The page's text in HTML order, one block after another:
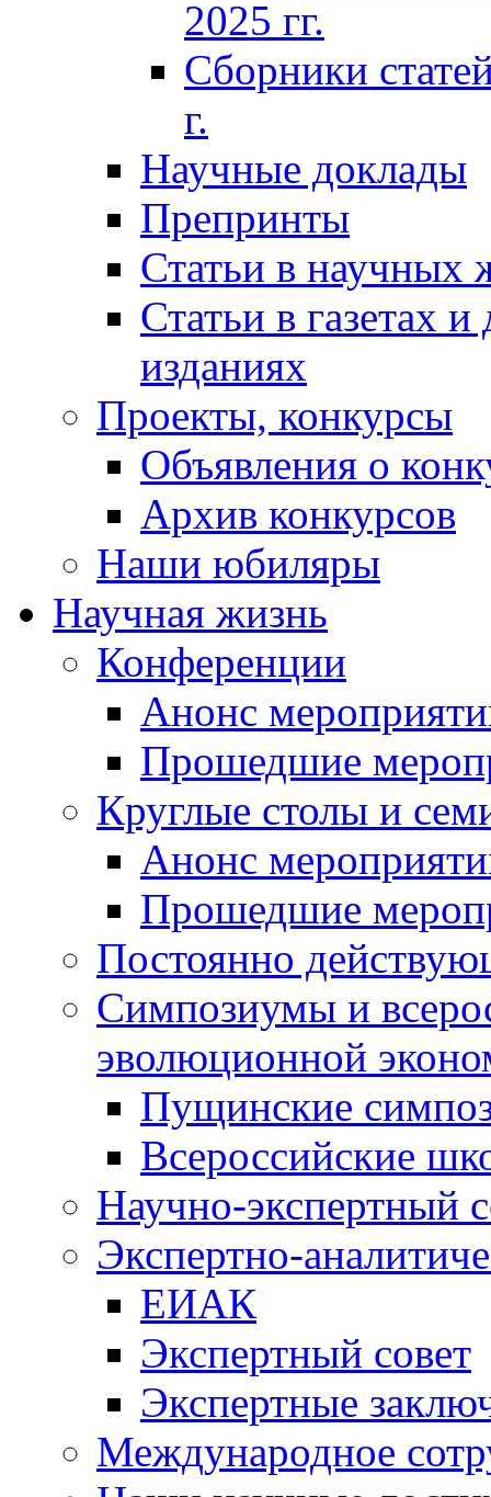
2025 гг.
Сборники
г.
Научные доклады
Препринты
Статьи в научных
Статьи в газетах
изданиях
Проекты, конкурсы
Объявления о
Архив конкурсов
Наши юбиляры
Научная жизнь
Конференции
Анонс
Прошедшие
Круглые столы и
Анонс
Прошедшие
Постоянно
Симпозиумы и
эволюционной
Пущинские
Всероссийские
Научно-экспертный
Экспертно-
ЕИАК
Экспертный совет
Экспертные
Международное